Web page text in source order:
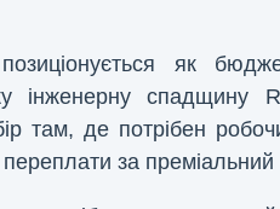
як
інженерну спадщину
там, де потрібен
за